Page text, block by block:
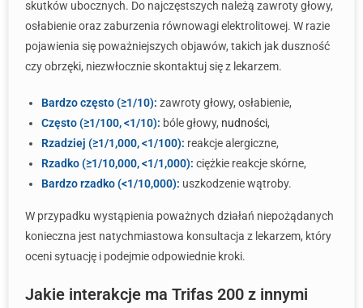
skutków ubocznych. Do najczęstszych należą zawroty głowy,
osłabienie oraz zaburzenia równowagi elektrolitowej. W razie
pojawienia się poważniejszych objawów, takich jak duszność
czy obrzęki, niezwłocznie skontaktuj się z lekarzem.
Bardzo często (≥1/10): zawroty głowy, osłabienie,
Często (≥1/100, <1/10): bóle głowy, nudności,
Rzadziej (≥1/1,000, <1/100): reakcje alergiczne,
Rzadko (≥1/10,000, <1/1,000): ciężkie reakcje skórne,
Bardzo rzadko (<1/10,000): uszkodzenie wątroby.
W przypadku wystąpienia poważnych działań niepożądanych
konieczna jest natychmiastowa konsultacja z lekarzem, który
oceni sytuację i podejmie odpowiednie kroki.
Jakie interakcje ma Trifas 200 z innymi